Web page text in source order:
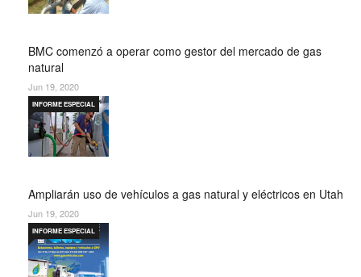
BMC comenzó a operar como gestor del mercado de gas
natural
Jun 19, 2020
Ampliarán uso de vehículos a gas natural y eléctricos en Utah
INFORME ESPECIAL
Jun 19, 2020
INFORME ESPECIAL